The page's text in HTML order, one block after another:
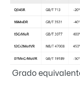
Grado